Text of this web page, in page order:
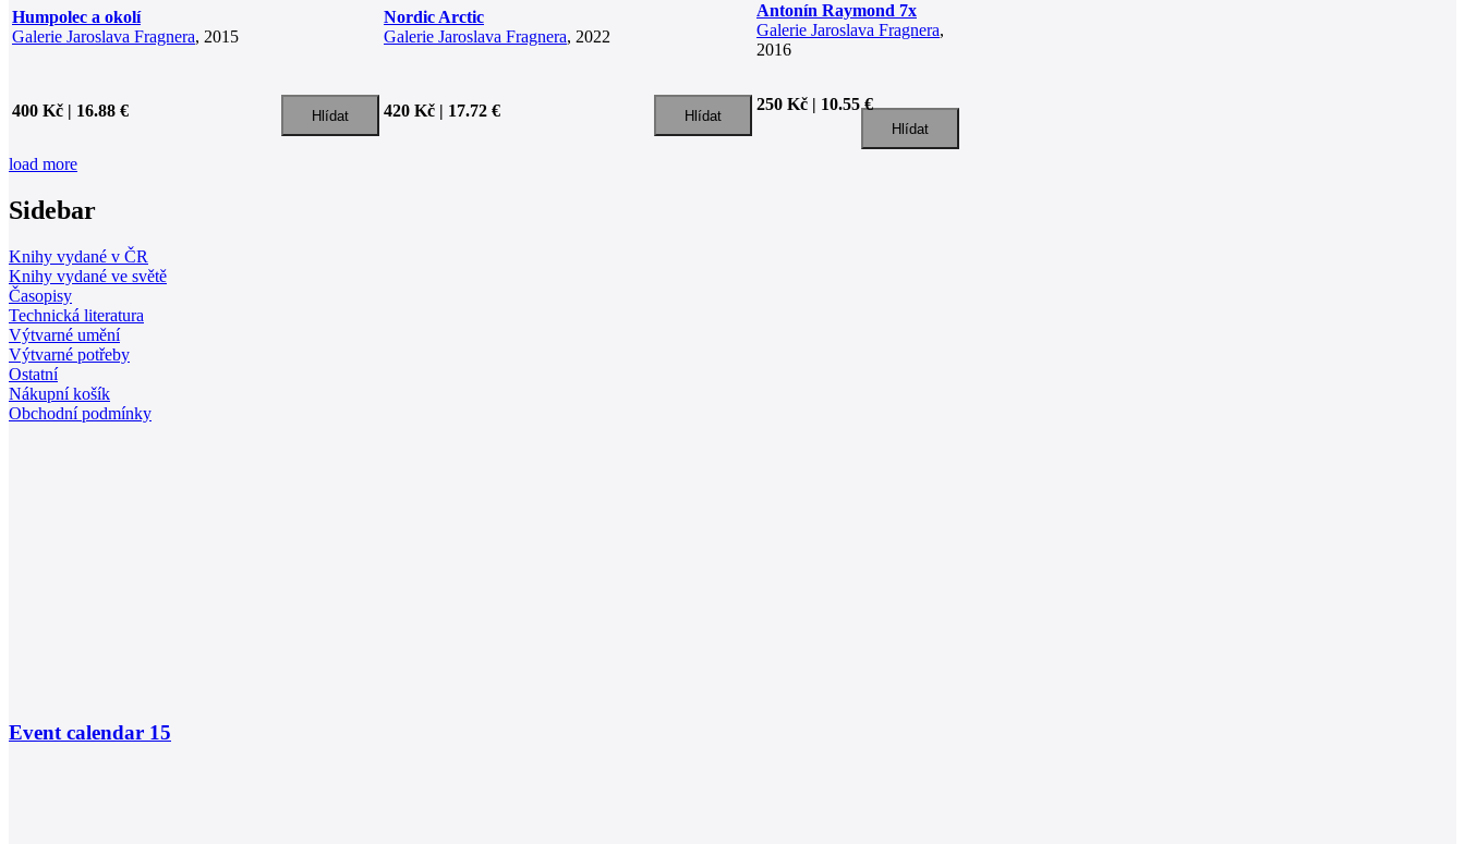
Humpolec a okolí
Galerie Jaroslava Fragnera, 2015
400 Kč | 16.88 €
Nordic Arctic
Galerie Jaroslava Fragnera, 2022
420 Kč | 17.72 €
Antonín Raymond 7x
Galerie Jaroslava Fragnera,
2016
250 Kč | 10.55 €
load more
Sidebar
Knihy vydané v ČR
Knihy vydané ve světě
Časopisy
Technická literatura
Výtvarné umění
Výtvarné potřeby
Ostatní
Nákupní košík
Obchodní podmínky
Event calendar 15